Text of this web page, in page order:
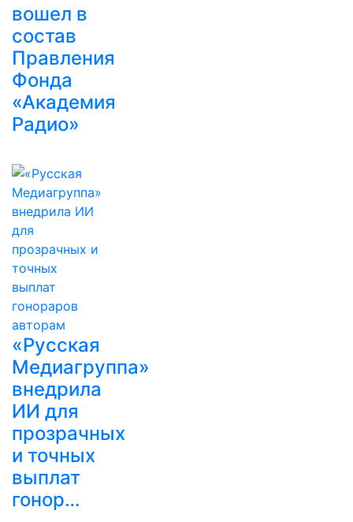
вошел в
состав
Правления
Фонда
«Академия
Радио»
«Русская
Медиагруппа»
внедрила
ИИ для
прозрачных
и точных
выплат
гонор…